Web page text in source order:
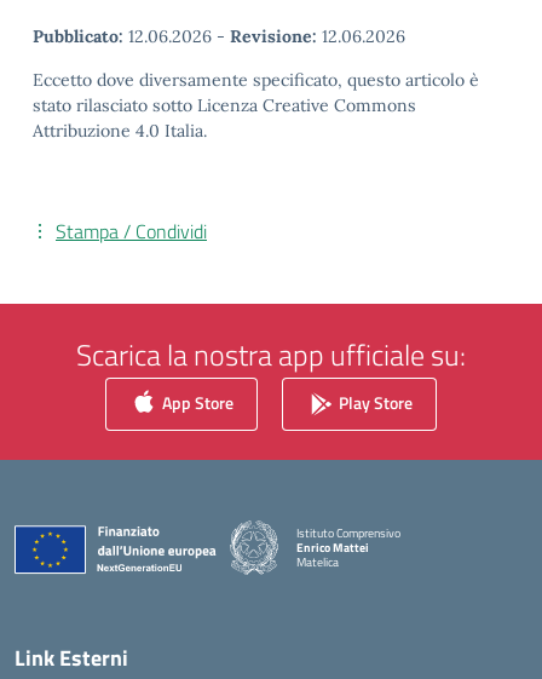
Pubblicato: 12.06.2026 - Revisione: 12.06.2026
Eccetto dove diversamente specificato, questo articolo è
stato rilasciato sotto Licenza Creative Commons
Attribuzione 4.0 Italia.
Stampa / Condividi
Scarica la nostra app ufficiale su:
App Store Play Store
Istituto Comprensivo
Enrico Mattei
Matelica
Link Esterni